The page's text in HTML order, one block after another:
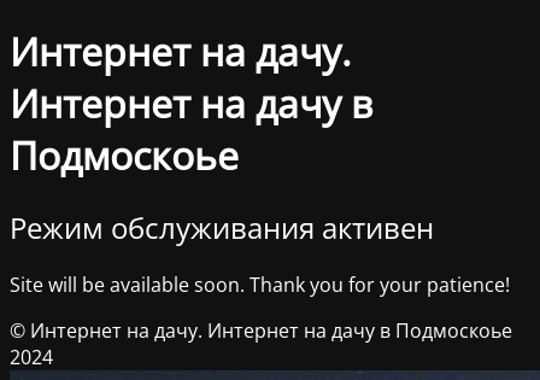
Интернет на дачу.
Интернет на дачу в
Подмоскоье
Режим обслуживания активен
Site will be available soon. Thank you for your patience!
© Интернет на дачу. Интернет на дачу в Подмоскоье
2024